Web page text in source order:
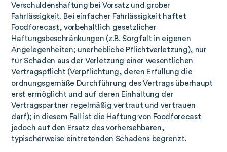
Verschuldenshaftung bei Vorsatz und grober
Fahrlässigkeit. Bei einfacher Fahrlässigkeit haftet
Foodforecast, vorbehaltlich gesetzlicher
Haftungsbeschränkungen (z.B. Sorgfalt in eigenen
Angelegenheiten; unerhebliche Pflichtverletzung), nur
für Schäden aus der Verletzung einer wesentlichen
Vertragspflicht (Verpflichtung, deren Erfüllung die
ordnungsgemäße Durchführung des Vertrags überhaupt
erst ermöglicht und auf deren Einhaltung der
Vertragspartner regelmäßig vertraut und vertrauen
darf); in diesem Fall ist die Haftung von Foodforecast
jedoch auf den Ersatz des vorhersehbaren,
typischerweise eintretenden Schadens begrenzt.